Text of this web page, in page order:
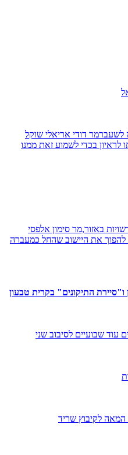
דודי אריאלי שוקל
בכדי לשמוע זאת ממנו
באזור,מר סימון אלפסי
להפוך את היישוב שהחל כמעברה
התיקונים" בקרית טבעון
עוד שבועיים לסיבוב שני
לקיבוץ שריד